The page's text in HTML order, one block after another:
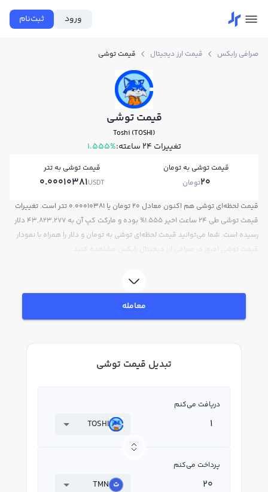
ورود ثبت‌نام
صرافی رابکس قیمت ارز دیجیتال قیمت توشی
قیمت توشی
Toshi (TOSHI)
تغییرات ۲۴ ساعته: 1.555%
قیمت توشی به تومان
20تومان
قیمت توشی به تتر
0.00010381USDT
قیمت لحظه‌ای توشی هم اکنون معادل 20 تومان یا 0.00010381 تتر است. تغییرات
قیمت توشی طی 24 ساعت اخیر 1.555% بوده و مارکت کپ آن به 43,823,277 دلار
رسیده است. شما می‌توانید قیمت لحظه‌ای توشی به تومان و دلار را همراه با نمودار
قیمت توشی امروز در صرافی ارز دیجیتال رابکس مشاهده کنید.
معامله
تبدیل قیمت توشی
دریافت می‌کنم
TOSHI
پرداخت می‌کنم
TMN